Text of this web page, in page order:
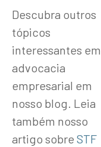
Descubra outros
tópicos
interessantes em
advocacia
empresarial em
nosso blog. Leia
também nosso
artigo sobre STF